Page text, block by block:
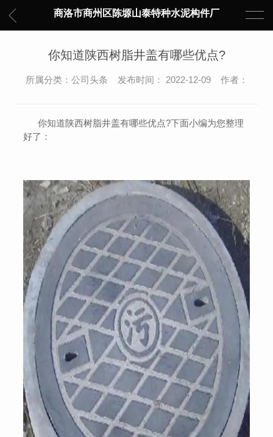
商洛市商州区陈塬山泰特种水泥构件厂
你知道陕西树脂井盖有哪些优点?
所属分类：公司头条 发布时间： 2022-12-09 作者：
你知道陕西树脂井盖有哪些优点?下面小编为您整理
好了：